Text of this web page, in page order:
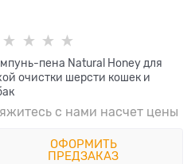
пена Natural Honey для
очистки шерсти кошек и
с нами насчет цены
ОФОРМИТЬ
ПРЕДЗАКАЗ